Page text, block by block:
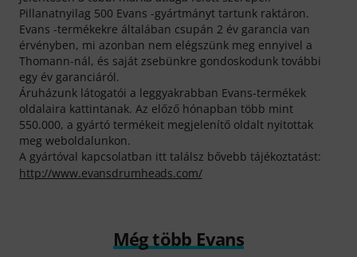
Pillanatnyilag 500 Evans -gyártmányt tartunk raktáron.
Evans -termékekre általában csupán 2 év garancia van
érvényben, mi azonban nem elégszünk meg ennyivel a
Thomann-nál, és saját zsebünkre gondoskodunk további
egy év garanciáról.
Áruházunk látogatói a leggyakrabban Evans-termékek
oldalaira kattintanak. Az előző hónapban több mint
550.000, a gyártó termékeit megjelenítő oldalt nyitottak
meg weboldalunkon.
A gyártóval kapcsolatban itt találsz bővebb tájékoztatást:
http://www.evansdrumheads.com/
Még több Evans